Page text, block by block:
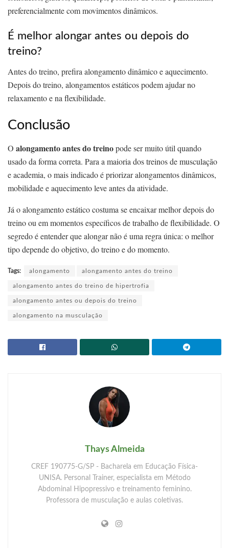
preferencialmente com movimentos dinâmicos.
É melhor alongar antes ou depois do
treino?
Antes do treino, prefira alongamento dinâmico e aquecimento.
Depois do treino, alongamentos estáticos podem ajudar no
relaxamento e na flexibilidade.
Conclusão
O alongamento antes do treinopode ser muito útil quando
usado da forma correta. Para a maioria dos treinos de musculação
e academia, o mais indicado é priorizar alongamentos dinâmicos,
mobilidade e aquecimento leve antes da atividade.
Já o alongamento estático costuma se encaixar melhor depois do
treino ou em momentos específicos de trabalho de flexibilidade. O
segredo é entender que alongar não é uma regra única: o melhor
tipo depende do objetivo, do treino e do momento.
Tags: alongamento alongamento antes do treino
alongamento antes do treino de hipertrofia
alongamento antes ou depois do treino
alongamento na musculação
Thays Almeida
CREF 190775-G/SP - Bacharela em Educação Física-
UNISA. Personal Trainer, especialista em Método
Abdominal Hipopressivo e treinamento feminino.
Professora de musculação e aulas coletivas.